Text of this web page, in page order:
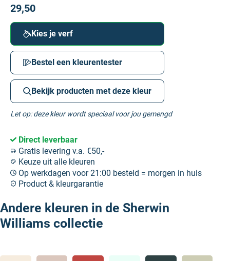
29,50
Kies je verf
Bestel een kleurentester
Bekijk producten met deze kleur
Let op: deze kleur wordt speciaal voor jou gemengd
Direct leverbaar
Gratis levering v.a. €50,-
Keuze uit alle kleuren
Op werkdagen voor 21:00 besteld = morgen in huis
Product & kleurgarantie
Andere kleuren in de Sherwin
Williams collectie